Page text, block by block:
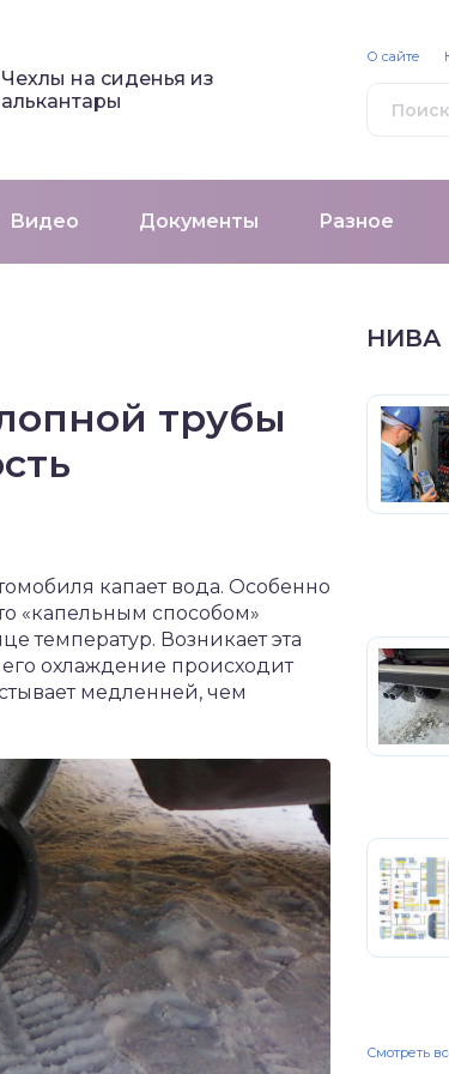
Чехлы на сиденья из
алькантары
Видео Документы Разное
О сайте
трубы
капает вода. Особенно
«капельным способом»
температур. Возникает эта
охлаждение происходит
медленней, чем
НИВА
Смотреть